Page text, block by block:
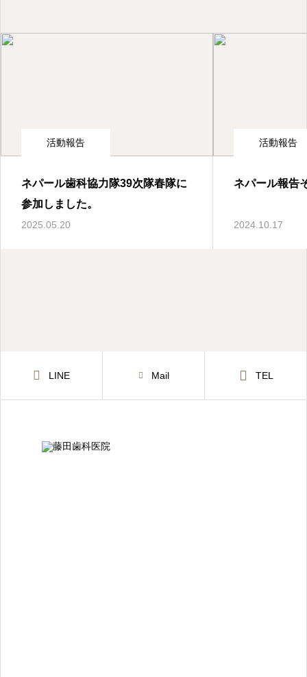
活動報告
ネパール歯科協力隊39次隊春隊に
参加しました。
2025.05.20
活動報告
ネパール報告
2024.10.17
LINE Mail TEL